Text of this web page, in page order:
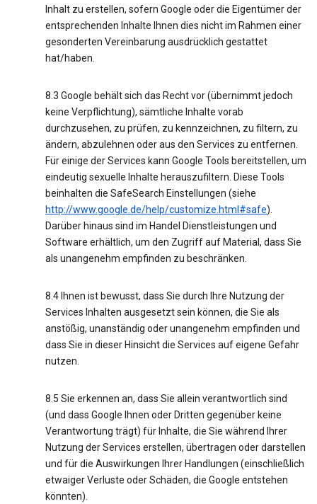
Inhalt zu erstellen, sofern Google oder die Eigentümer der
entsprechenden Inhalte Ihnen dies nicht im Rahmen einer
gesonderten Vereinbarung ausdrücklich gestattet
hat/haben.
8.3 Google behält sich das Recht vor (übernimmt jedoch
keine Verpflichtung), sämtliche Inhalte vorab
durchzusehen, zu prüfen, zu kennzeichnen, zu filtern, zu
ändern, abzulehnen oder aus den Services zu entfernen.
Für einige der Services kann Google Tools bereitstellen, um
eindeutig sexuelle Inhalte herauszufiltern. Diese Tools
beinhalten die SafeSearch Einstellungen (siehe
http://www.google.de/help/customize.html#safe).
Darüber hinaus sind im Handel Dienstleistungen und
Software erhältlich, um den Zugriff auf Material, dass Sie
als unangenehm empfinden zu beschränken.
8.4 Ihnen ist bewusst, dass Sie durch Ihre Nutzung der
Services Inhalten ausgesetzt sein können, die Sie als
anstößig, unanständig oder unangenehm empfinden und
dass Sie in dieser Hinsicht die Services auf eigene Gefahr
nutzen.
8.5 Sie erkennen an, dass Sie allein verantwortlich sind
(und dass Google Ihnen oder Dritten gegenüber keine
Verantwortung trägt) für Inhalte, die Sie während Ihrer
Nutzung der Services erstellen, übertragen oder darstellen
und für die Auswirkungen Ihrer Handlungen (einschließlich
etwaiger Verluste oder Schäden, die Google entstehen
könnten).